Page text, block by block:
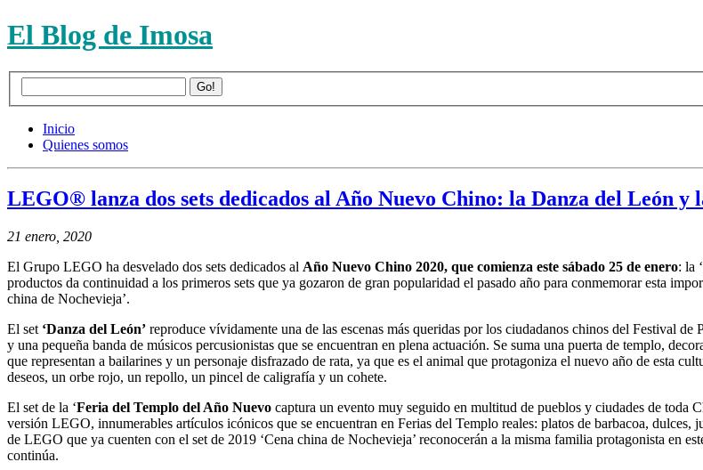
El Blog de Imosa
Inicio
Quienes somos
LEGO® lanza dos sets dedicados al Año Nuevo Chino: la Danza del León y
21 enero, 2020
El Grupo LEGO ha desvelado dos sets dedicados al Año Nuevo Chino 2020, que comienza este sábado 25 de enero: la
productos da continuidad a los primeros sets que ya gozaron de gran popularidad el pasado año para conmemorar esta
china de Nochevieja’.
El set ‘Danza del León’ reproduce vívidamente una de las escenas más queridas por los ciudadanos chinos del Festival
y una pequeña banda de músicos percusionistas que se encuentran en plena actuación. Se suma una puerta de templo,
que representan a bailarines y un personaje disfrazado de rata, ya que es el animal que protagoniza el nuevo año de esta
deseos, un orbe rojo, un repollo, un pincel de caligrafía y un cohete.
El set de la ‘Feria del Templo del Año Nuevo captura un evento muy seguido en multitud de pueblos y ciudades de toda
versión LEGO, innumerables artículos icónicos que se encuentran en Ferias del Templo reales: platos de barbacoa,
de LEGO que ya cuenten con el set de 2019 ‘Cena china de Nochevieja’ reconocerán a la misma familia protagonista en
continúa.